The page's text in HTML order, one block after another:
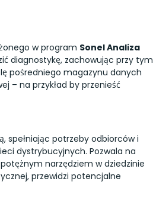
w program Sonel Analiza
diagnostykę, zachowując przy tym
pośredniego magazynu danych
– na przykład by przenieść
spełniając potrzeby odbiorców i
dystrybucyjnych. Pozwala na
narzędziem w dziedzinie
przewidzi potencjalne